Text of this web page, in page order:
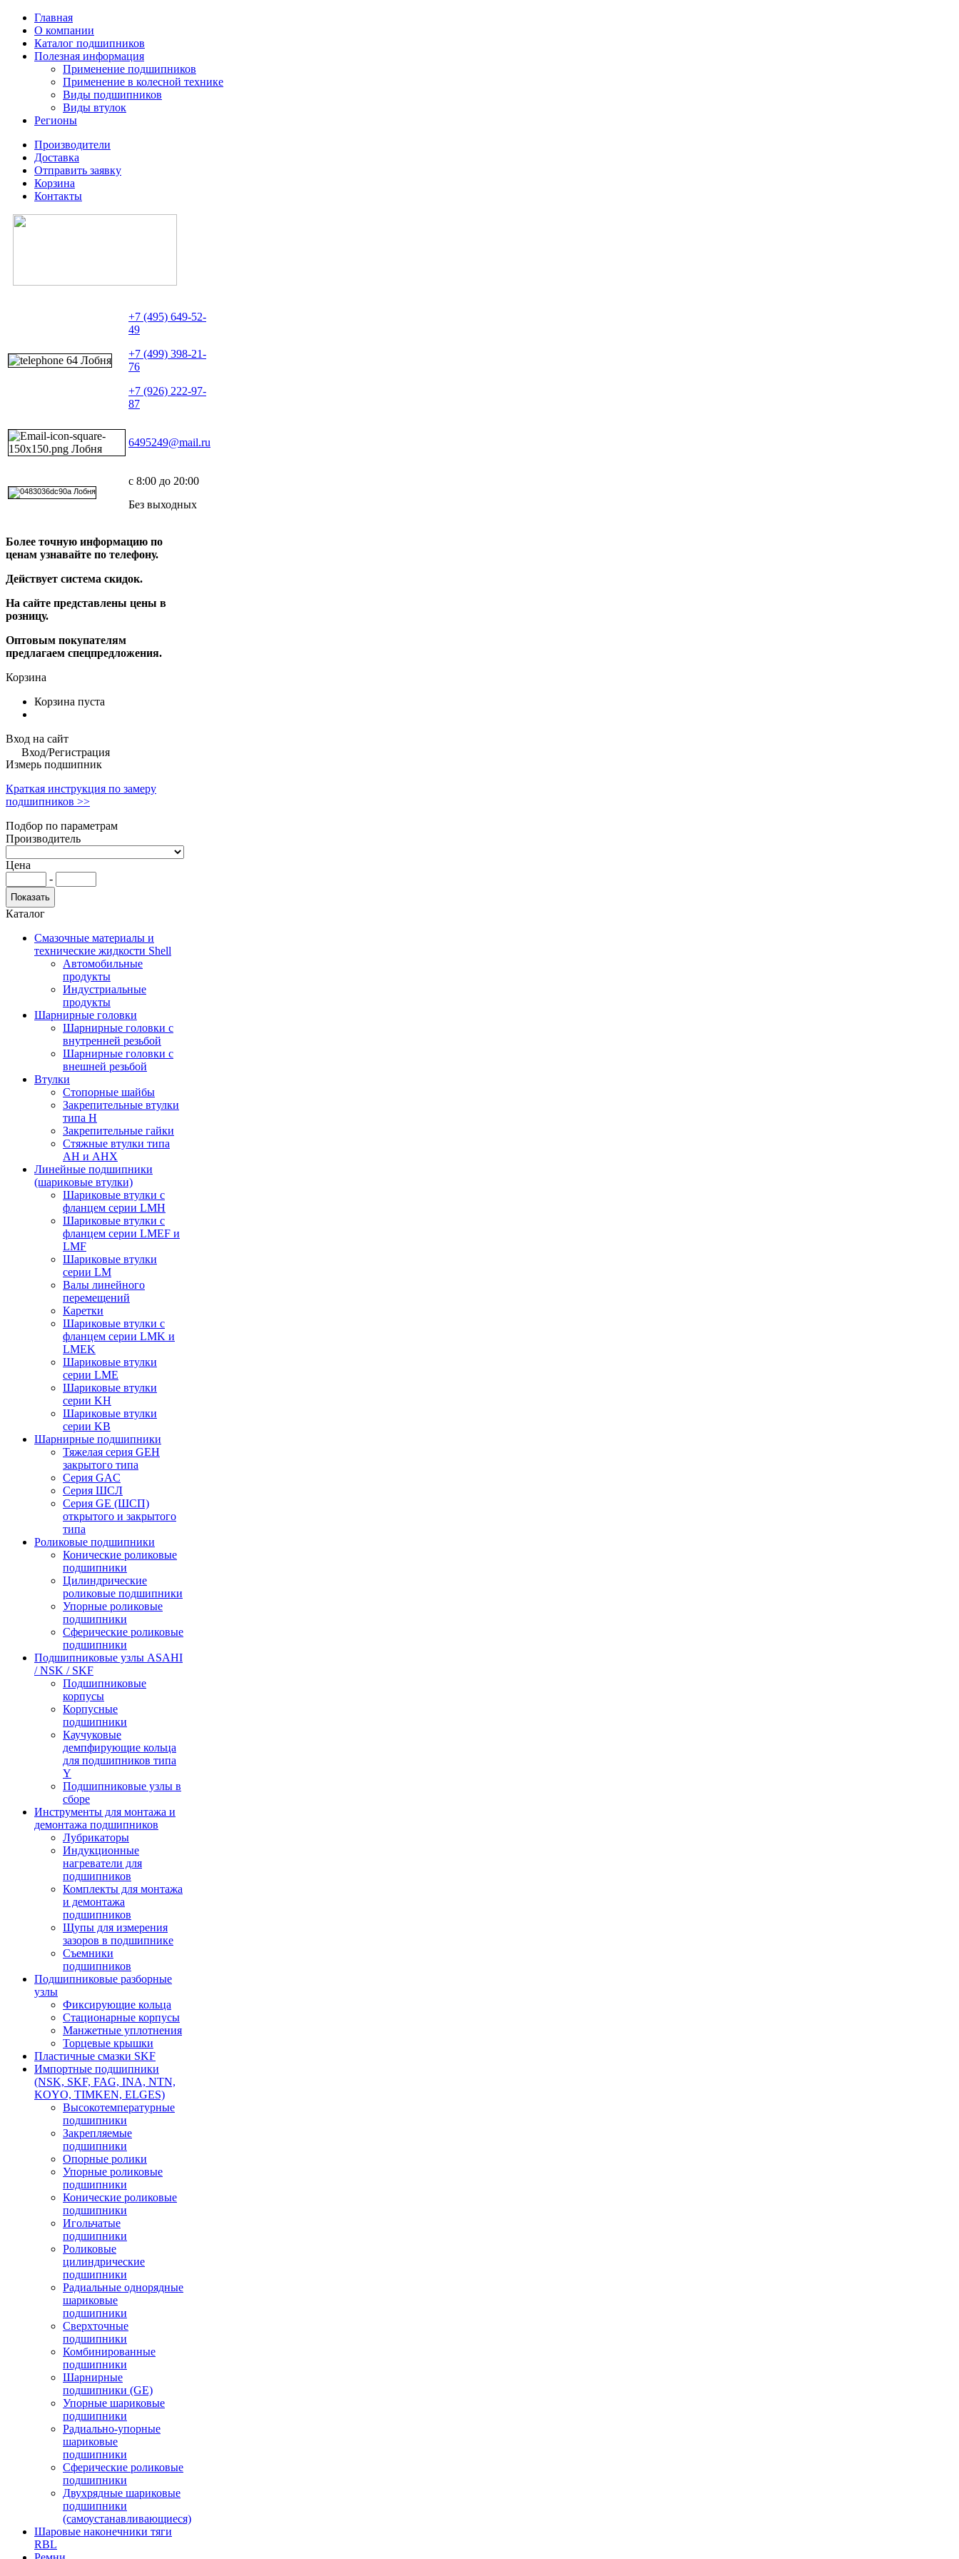
Главная
О компании
Каталог подшипников
Полезная информация
Применение подшипников
Применение в колесной технике
Виды подшипников
Виды втулок
Регионы
Производители
Доставка
Отправить заявку
Корзина
Контакты
+7 (495) 649-52-
49
+7 (499) 398-21-
76
+7 (926) 222-97-
87
6495249@mail.ru
с 8:00 до 20:00
Без выходных
Более точную информацию по
ценам узнавайте по телефону.
Действует система скидок.
На сайте представлены цены в
розницу.
Оптовым покупателям
предлагаем спецпредложения.
Корзина
Корзина пуста
Вход на сайт
Вход/Регистрация
Измерь подшипник
Краткая инструкция по замеру
подшипников >>
Подбор по параметрам
Производитель
Цена
-
Каталог
Смазочные материалы и
технические жидкости Shell
Автомобильные
продукты
Индустриальные
продукты
Шарнирные головки
Шарнирные головки с
внутренней резьбой
Шарнирные головки с
внешней резьбой
Втулки
Стопорные шайбы
Закрепительные втулки
типа H
Закрепительные гайки
Стяжные втулки типа
AH и AHX
Линейные подшипники
(шариковые втулки)
Шариковые втулки с
фланцем серии LMH
Шариковые втулки с
фланцем серии LMEF и
LMF
Шариковые втулки
серии LM
Валы линейного
перемещений
Каретки
Шариковые втулки с
фланцем серии LMK и
LMEK
Шариковые втулки
серии LME
Шариковые втулки
серии KH
Шариковые втулки
серии KB
Шарнирные подшипники
Тяжелая серия GEH
закрытого типа
Серия GAC
Cерия ШСЛ
Серия GE (ШСП)
открытого и закрытого
типа
Роликовые подшипники
Конические роликовые
подшипники
Цилиндрические
роликовые подшипники
Упорные роликовые
подшипники
Сферические роликовые
подшипники
Подшипниковые узлы ASAHI
/ NSK / SKF
Подшипниковые
корпусы
Корпусные
подшипники
Каучуковые
демпфирующие кольца
для подшипников типа
Y
Подшипниковые узлы в
сборе
Инструменты для монтажа и
демонтажа подшипников
Лубрикаторы
Индукционные
нагреватели для
подшипников
Комплекты для монтажа
и демонтажа
подшипников
Щупы для измерения
зазоров в подшипнике
Съемники
подшипников
Подшипниковые разборные
узлы
Фиксирующие кольца
Стационарные корпусы
Манжетные уплотнения
Торцевые крышки
Пластичные смазки SKF
Импортные подшипники
(NSK, SKF, FAG, INA, NTN,
KOYO, TIMKEN, ELGES)
Высокотемпературные
подшипники
Закрепляемые
подшипники
Опорные ролики
Упорные роликовые
подшипники
Конические роликовые
подшипники
Игольчатые
подшипники
Роликовые
цилиндрические
подшипники
Радиальные однорядные
шариковые
подшипники
Сверхточные
подшипники
Комбинированные
подшипники
Шарнирные
подшипники (GE)
Упорные шариковые
подшипники
Радиально-упорные
шариковые
подшипники
Сферические роликовые
подшипники
Двухрядные шариковые
подшипники
(самоустанавливающиеся)
Шаровые наконечники тяги
RBL